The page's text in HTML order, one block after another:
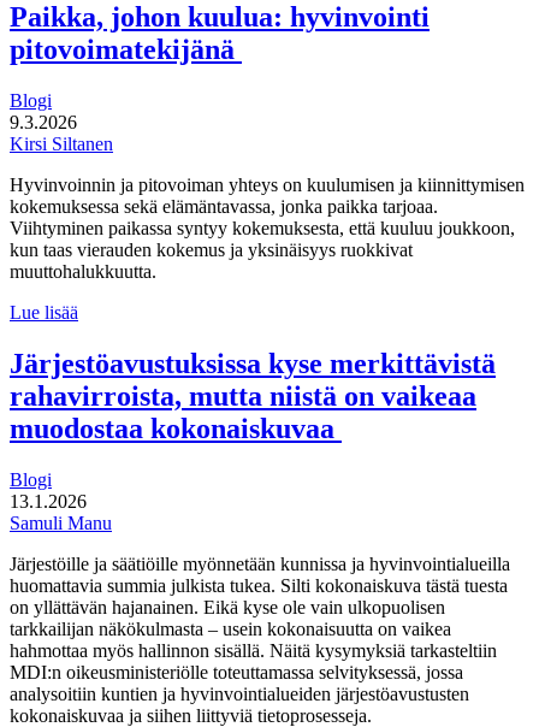
hieman
viime
Paikka, johon kuulua: hyvinvointi
pitovoimatekijänä
Blogi
9.3.2026
Kirsi Siltanen
Hyvinvoinnin ja pitovoiman yhteys on kuulumisen ja kiinnittymisen
kokemuksessa sekä elämäntavassa, jonka paikka tarjoaa.
Viihtyminen paikassa syntyy kokemuksesta, että kuuluu joukkoon,
kun taas vierauden kokemus ja yksinäisyys ruokkivat
muuttohalukkuutta.
Lue lisää
kuulua:
hyvinvointi
pitovoimatekijänä
Järjestöavustuksissa kyse merkittävistä
rahavirroista, mutta niistä on vaikeaa
muodostaa kokonaiskuvaa
Blogi
13.1.2026
Samuli Manu
Järjestöille ja säätiöille myönnetään kunnissa ja hyvinvointialueilla
huomattavia summia julkista tukea. Silti kokonaiskuva tästä tuesta
on yllättävän hajanainen. Eikä kyse ole vain ulkopuolisen
tarkkailijan näkökulmasta – usein kokonaisuutta on vaikea
hahmottaa myös hallinnon sisällä. Näitä kysymyksiä tarkasteltiin
MDI:n oikeusministeriölle toteuttamassa selvityksessä, jossa
analysoitiin kuntien ja hyvinvointialueiden järjestöavustusten
kokonaiskuvaa ja siihen liittyviä tietoprosesseja.